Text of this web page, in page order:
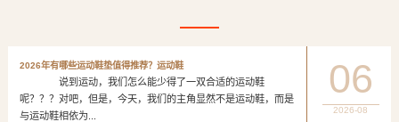
2026年有哪些运动鞋垫值得推荐？运动鞋
说到运动，我们怎么能少得了一双合适的运动鞋
呢？？？对吧，但是，今天，我们的主角显然不是运动鞋，而是
与运动鞋相依为...
06
2026-08